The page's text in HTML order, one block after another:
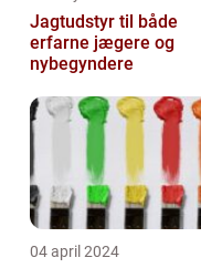
Jagtudstyr til både
erfarne jægere og
nybegyndere
04 april 2024